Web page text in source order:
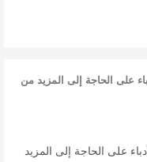
على الحاجة إلى المزيد من
على الحاجة إلى المزيد